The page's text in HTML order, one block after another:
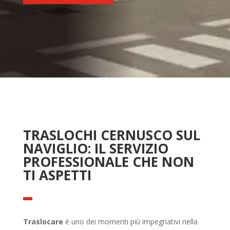
TRASLOCHI CERNUSCO SUL
NAVIGLIO: IL SERVIZIO
PROFESSIONALE CHE NON
TI ASPETTI
Traslocare è uno dei momenti più impegnativi nella